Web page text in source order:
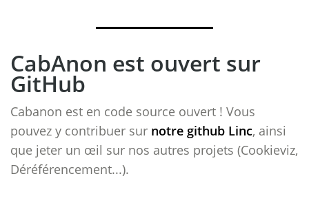
CabAnon est ouvert sur
GitHub
Cabanon est en code source ouvert ! Vous
pouvez y contribuer sur notre github Linc, ainsi
que jeter un œil sur nos autres projets (Cookieviz,
Déréférencement...).